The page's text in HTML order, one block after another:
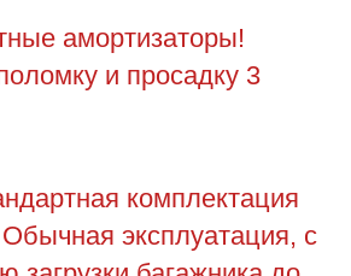
амортизаторы!
и просадку 3
комплектация
эксплуатация, с